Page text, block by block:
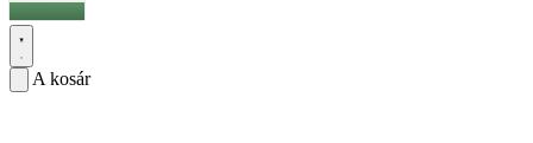
A kosár